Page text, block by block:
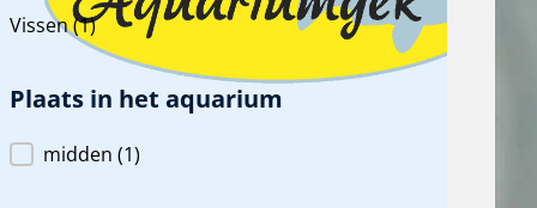
Categorieen
Vissen(1)
Plaats in het aquarium
Plaats in het aquarium
midden (1)